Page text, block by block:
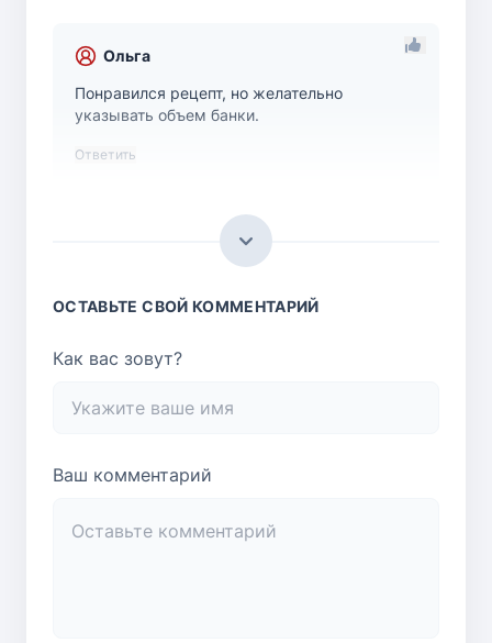
Ольга
Понравился рецепт, но желательно
указывать объем банки.
Ответить
ОСТАВЬТЕ СВОЙ КОММЕНТАРИЙ
Как вас зовут?
Ваш комментарий